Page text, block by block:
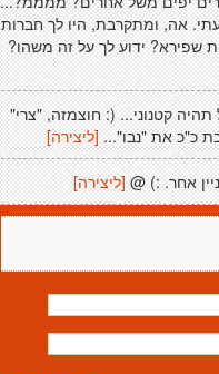
אה, ומתקרבת, היו לך חברות
שפירא? ידוע לך על זה משהו?
קטנוני... (: חוצמזה, "צרי"
כ"כ את "נבו"... [ליצירה]
אחר. :) @ [ליצירה]